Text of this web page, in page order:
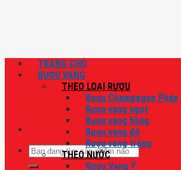
Tìm
kiếm:
TRANG CHỦ
RƯỢU VANG
THEO LOẠI RƯỢU
Rượu Champagne Pháp
Rượu vang ngọt
Rượu vang hồng
Rượu vang đỏ
Rượu vang trắng
THEO NƯỚC
Rượu Vang Ý